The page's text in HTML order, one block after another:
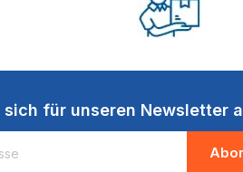
sich für unseren Newsletter